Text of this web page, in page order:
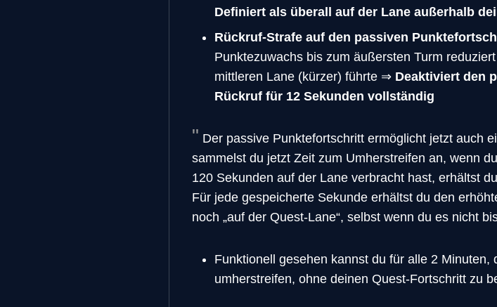
Definiert als überall auf der Lane außerhalb
Rückruf-Strafe auf den passiven
Punktezuwachs bis zum äußersten Turm
mittleren Lane (kürzer) führte ⇒ Deaktiviert den
Rückruf für 12 Sekunden vollständig
Der passive Punktefortschritt ermöglicht jetzt auch
sammelst du jetzt Zeit zum Umherstreifen an, wenn
120 Sekunden auf der Lane verbracht hast, erhältst
Für jede gespeicherte Sekunde erhältst du den
noch „auf der Quest-Lane“, selbst wenn du es nicht
Funktionell gesehen kannst du für alle 2
umherstreifen, ohne deinen Quest-Fortschritt zu